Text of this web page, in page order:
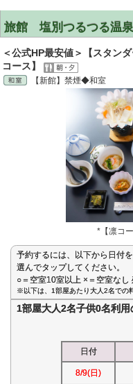
旅館 塩別つるつる温泉
＜公式HP最安値＞【スタン
コース】
【新館】禁煙◆和室
*【凛コ
予約するには、以下から日付を
選んでタップしてください。
○＝空室10室以上 ×＝空室な
※以下は、1部屋あたり大人2名での
1部屋大人2名子供0名利用
日付
8/9(日)